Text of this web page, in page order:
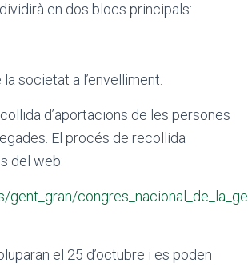
en dos blocs principals:
societat a l’envelliment.
d’aportacions de les persones
El procés de recollida
del web:
congres_nacional_de_la_ge
el 25 d’octubre i es poden